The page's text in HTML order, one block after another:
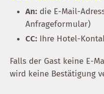
An: die E-Mail-
Anfrageformular)
CC: Ihre Hotel-
Falls der Gast keine E-
wird keine Bestätigung